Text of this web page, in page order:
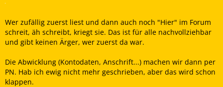
Wer zufällig zuerst liest und dann auch noch "Hier" im Forum
schreit, äh schreibt, kriegt sie. Das ist für alle nachvollziehbar
und gibt keinen Ärger, wer zuerst da war.
Die Abwicklung (Kontodaten, Anschrift...) machen wir dann per
PN. Hab ich ewig nicht mehr geschrieben, aber das wird schon
klappen.